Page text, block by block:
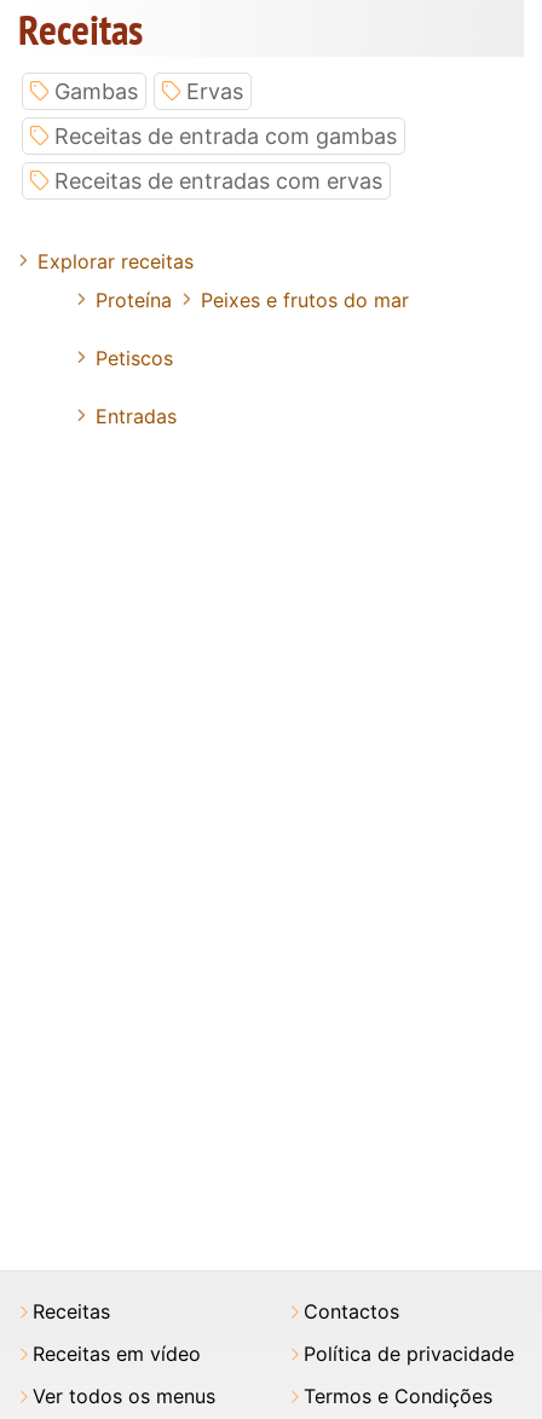
Receitas
Gambas
Ervas
Receitas de entrada com gambas
Receitas de entradas com ervas
Explorar receitas
Proteína
Peixes e frutos do mar
Petiscos
Entradas
Receitas
Receitas em vídeo
Ver todos os menus
Contactos
Política de privacidade
Termos e Condições